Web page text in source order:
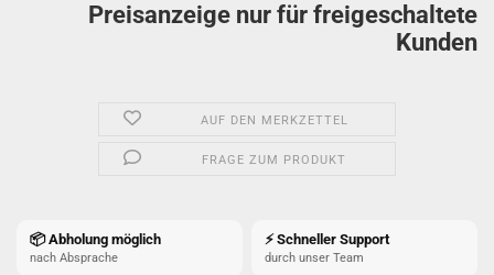
Preisanzeige nur für freigeschaltete
Kunden
AUF DEN MERKZETTEL
FRAGE ZUM PRODUKT
📦 Abholung möglich
nach Absprache
⚡ Schneller Support
durch unser Team